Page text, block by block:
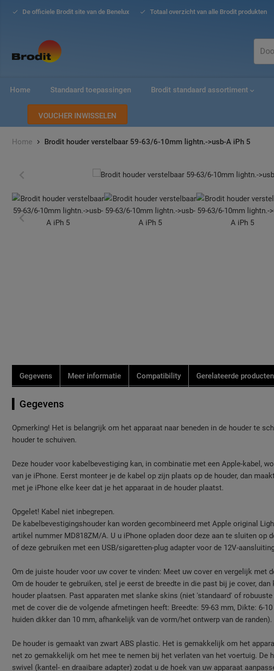
De officiele Brodit site van de Benelux Totaal overzicht van alle Brodit produkten
Home Standaard toepassingen Brodit standaard assortiment
VOUCHER INWISSELEN
Home Brodit houder verstelbaar 59-63/6-10mm lightn.->usb-A iPh 5
Ga
het
einde
van
Ga
het
begin
van
Gegevens Meer informatie Compatibility Gerelateerde producten
Gegevens
Opmerking! Het is belangrijk om het apparaat naar beneden in de houder te
houder te schuiven.
Deze houder voor kabelbevestiging kan, in combinatie met een Apple-kabel,
van je iPhone. Eerst monteer je de kabel op zijn plaats op de houder, dan
met je iPhone elke keer dat je het apparaat in de houder plaatst.
Opgelet! Kabel niet inbegrepen.
De kabelbevestigingshouder kan worden gecombineerd met Apple original
artikel nummer MD818ZM/A. U u iPhone opladen door deze aan te sluiten op
of deze gebruiken met een USB/sigaretten-plug adapter voor de 12V-
Om de juiste houder voor uw cover te vinden: Meet uw cover en vergelijk met
Om de houder te gebruiken, stel je eerst de breedte in die past bij je cover,
houder plaatsen. Past apparaten met slanke skins (niet 'standaard' of
met de cover die de volgende afmetingen heeft: Breedte: 59-63 mm, Dikte: 6-
huiden dikker dan 10 mm, afhankelijk van de vorm/het ontwerp van de randen).
De houder is gemaakt van zwart ABS plastic. Het is gemakkelijk om het
net zo gemakkelijk om het mee te nemen bij het verlaten van het voertuig. De
swivel (kantel- en draaibare adapter) zodat u de hoek van uw apparaat